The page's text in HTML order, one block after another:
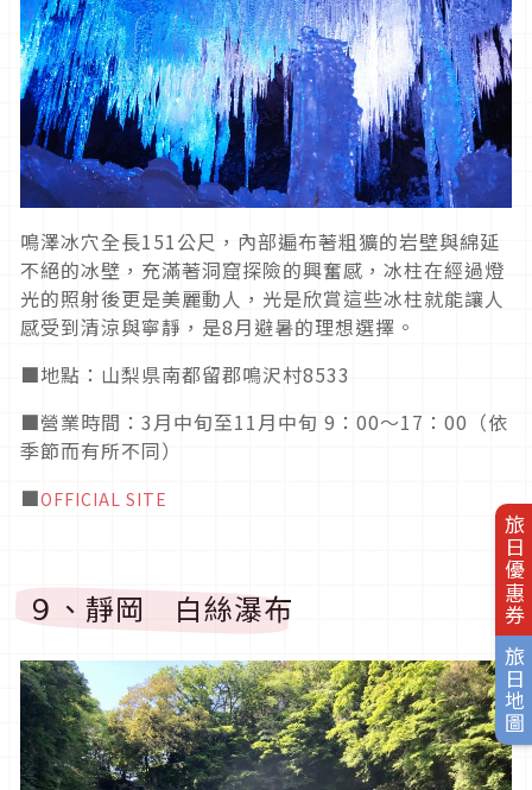
旅日優惠券
旅日地圖
鳴澤冰穴全長151公尺，內部遍布著粗獷的岩壁與綿延
不絕的冰壁，充滿著洞窟探險的興奮感，冰柱在經過燈
光的照射後更是美麗動人，光是欣賞這些冰柱就能讓人
感受到清涼與寧靜，是8月避暑的理想選擇。
■地點：山梨県南都留郡鳴沢村8533
■營業時間：3月中旬至11月中旬 9：00～17：00（依
季節而有所不同）
■OFFICIAL SITE
９、靜岡 白絲瀑布